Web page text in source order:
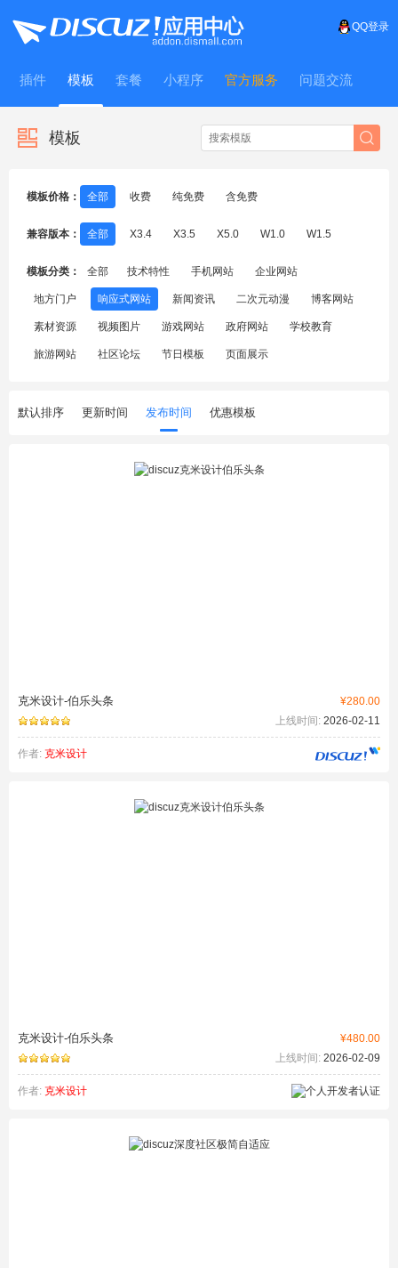
QQ登录
插件 模板 套餐 小程序 官方服务 问题交流
WitFrame
模板
模板价格： 全部 收费 纯免费 含免费
兼容版本： 全部 X3.4 X3.5 X5.0 W1.0 W1.5
模板分类： 全部 技术特性 手机网站 企业网站
地方门户 响应式网站 新闻资讯 二次元动漫 博客网站
素材资源 视频图片 游戏网站 政府网站 学校教育
旅游网站 社区论坛 节日模板 页面展示
默认排序 更新时间 发布时间 优惠模板
¥280.00
克米设计-伯乐头条
上线时间: 2026-02-11
作者: 克米设计
¥480.00
克米设计-伯乐头条
上线时间: 2026-02-09
作者: 克米设计